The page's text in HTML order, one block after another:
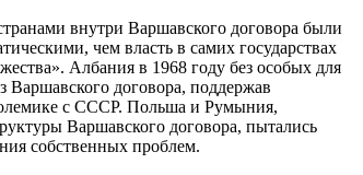
внутри Варшавского договора были
чем власть в самих государствах
Албания в 1968 году без особых для
Варшавского договора, поддержав
с СССР. Польша и Румыния,
Варшавского договора, пытались
собственных проблем.